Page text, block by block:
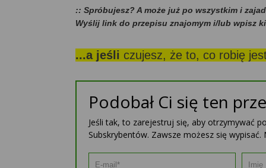
:: Spróbujesz? A może już po wszystkim i
Wyślij link do przepisu znajomym i/lub wpisz
...a jeśli czujesz, że to, co robię
Podobał Ci się ten
Jeśli tak, to zarejestruj się, aby otrzymywać
Subskrybentów. Zawsze możesz się